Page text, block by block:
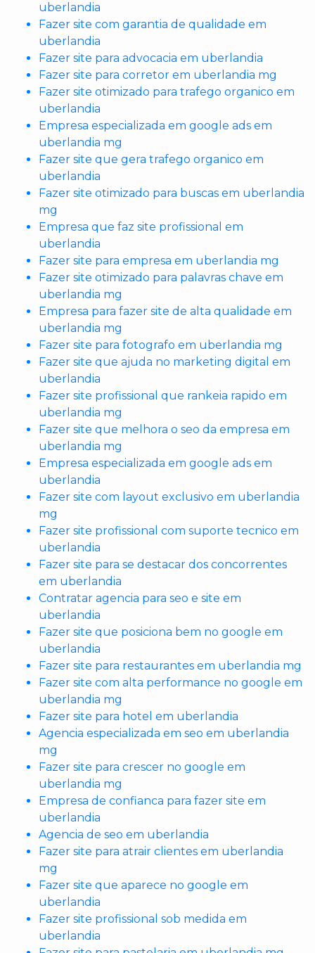
uberlandia
Fazer site com garantia de qualidade em
uberlandia
Fazer site para advocacia em uberlandia
Fazer site para corretor em uberlandia mg
Fazer site otimizado para trafego organico em
uberlandia
Empresa especializada em google ads em
uberlandia mg
Fazer site que gera trafego organico em
uberlandia
Fazer site otimizado para buscas em uberlandia
mg
Empresa que faz site profissional em
uberlandia
Fazer site para empresa em uberlandia mg
Fazer site otimizado para palavras chave em
uberlandia mg
Empresa para fazer site de alta qualidade em
uberlandia mg
Fazer site para fotografo em uberlandia mg
Fazer site que ajuda no marketing digital em
uberlandia
Fazer site profissional que rankeia rapido em
uberlandia mg
Fazer site que melhora o seo da empresa em
uberlandia mg
Empresa especializada em google ads em
uberlandia
Fazer site com layout exclusivo em uberlandia
mg
Fazer site profissional com suporte tecnico em
uberlandia
Fazer site para se destacar dos concorrentes
em uberlandia
Contratar agencia para seo e site em
uberlandia
Fazer site que posiciona bem no google em
uberlandia
Fazer site para restaurantes em uberlandia mg
Fazer site com alta performance no google em
uberlandia mg
Fazer site para hotel em uberlandia
Agencia especializada em seo em uberlandia
mg
Fazer site para crescer no google em
uberlandia mg
Empresa de confianca para fazer site em
uberlandia
Agencia de seo em uberlandia
Fazer site para atrair clientes em uberlandia
mg
Fazer site que aparece no google em
uberlandia
Fazer site profissional sob medida em
uberlandia